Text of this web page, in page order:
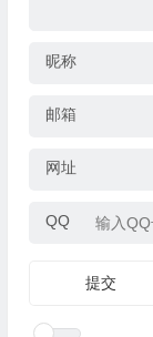
昵称
邮箱
网址
QQ